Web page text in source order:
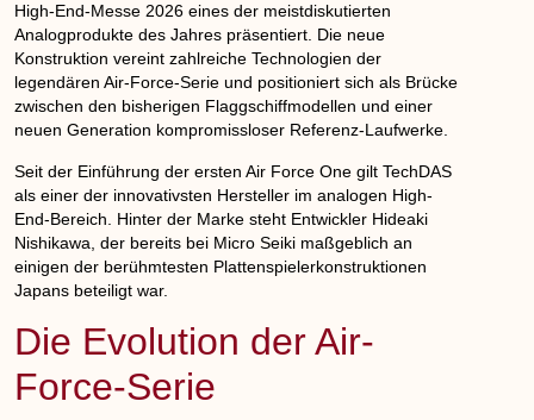
High-End-Messe 2026 eines der meistdiskutierten
Analogprodukte des Jahres präsentiert. Die neue
Konstruktion vereint zahlreiche Technologien der
legendären Air-Force-Serie und positioniert sich als Brücke
zwischen den bisherigen Flaggschiffmodellen und einer
neuen Generation kompromissloser Referenz-Laufwerke.
Seit der Einführung der ersten Air Force One gilt TechDAS
als einer der innovativsten Hersteller im analogen High-
End-Bereich. Hinter der Marke steht Entwickler Hideaki
Nishikawa, der bereits bei Micro Seiki maßgeblich an
einigen der berühmtesten Plattenspielerkonstruktionen
Japans beteiligt war.
Die Evolution der Air-
Force-Serie